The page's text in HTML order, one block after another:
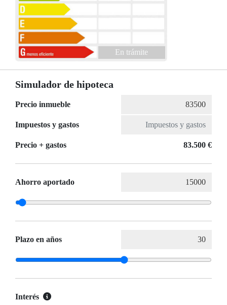
En trámite
Simulador de hipoteca
Precio inmueble
Impuestos y gastos
Precio + gastos 83.500 €
Ahorro aportado
Plazo en años
Interés